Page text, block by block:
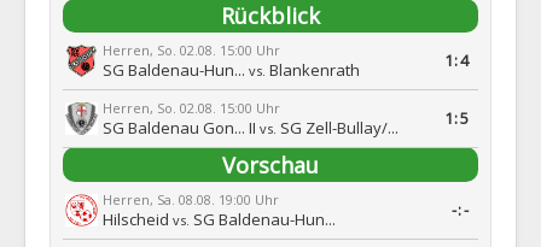
Rückblick
Herren, So. 02.08. 15:00 Uhr
SG Baldenau-Hun... vs. Blankenrath 1:4
Herren, So. 02.08. 15:00 Uhr
SG Baldenau Gon... II vs. SG Zell-Bullay/... 1:5
Vorschau
Herren, Sa. 08.08. 19:00 Uhr
Hilscheid vs. SG Baldenau-Hun... -:-